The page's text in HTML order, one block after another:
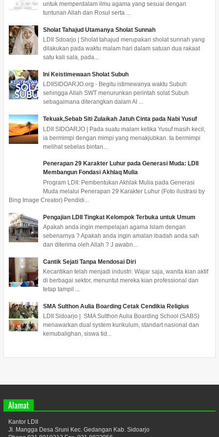
untuk memperdalam ilmu agama yang sesuai dengan
tuntunan Allah dan Rosul serta ...
Sholat Tahajud Utamanya Sholat Sunnah
LDII Sdoarjo | Sholat tahajud merupakan sholat sunnah yang
dilakukan pada waktu malam hari dalam satuan dua rakaat
satu kali sala, pada...
Ini Keistimewaan Sholat Subuh
LDIISIDOARJO.org - Begitu istimewanya waktu Subuh
sehingga Allah SWT menurunkan perintah solat Subuh
sebagaimana diterangkan dalam Al ...
Tekuak,Sebab Siti Zulaikah Jatuh Cinta pada Nabi Yusuf
LDII SIDOARJO | Pada suatu malam ketika Yusuf masih kecil,
ia bermimpi dengan mimpi yang menakjubkan. Ia bermimpi
melihat sebelas bintan...
Penerapan 29 Karakter Luhur pada Generasi Muda: LDII
Membangun Fondasi Akhlaq Mulia
Program LDII: Pembentukan Akhlak Mulia pada Generasi
Muda melalui Penerapan 29 Karakter Luhur (Foto ilustrasi by
Bing Image Creator) Pendidi...
Pengajian LDII Tingkat Kelompok Terbuka untuk Umum
Apakah anda ingin mempelajari agama Islam dengan
sebenarnya ? Apakah anda ingin amalan ibadah anda sah
dan diterima oleh Allah ? J awabn...
Cantik Sejati Tanpa Mendosai Diri
Kecantikan telah menjadi industri. Wajar saja, wanita kian aktif
di berbagai sektor, menuntut mereka kian professional dan
tetap tampil ...
SMA Sulthon Aulia Boarding Cetak Cendikia Religius
LDII Sidoarjo | SMA Sulthon Aulia Boarding School (SABS)
menawarkan dual system kurikulum, standart nasional dan
kemubalighan, siswa tid...
Alamat
Kantor LDII
Jl. Mangga Desa Sruni Kec. Gedangan Kab. Sidoarjo